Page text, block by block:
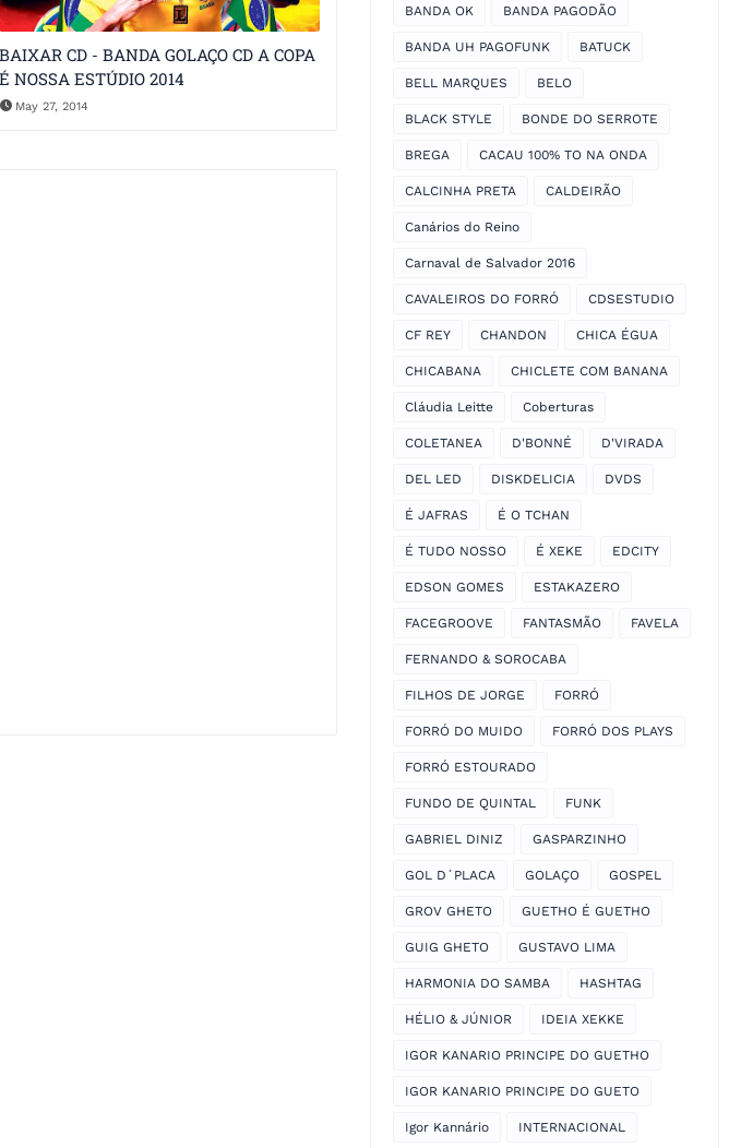
BAIXAR CD - BANDA GOLAÇO CD A COPA
É NOSSA ESTÚDIO 2014
May 27, 2014
BANDA OK BANDA PAGODÃO
BANDA UH PAGOFUNK BATUCK
BELL MARQUES BELO
BLACK STYLE BONDE DO SERROTE
BREGA CACAU 100% TO NA ONDA
CALCINHA PRETA CALDEIRÃO
Canários do Reino
Carnaval de Salvador 2016
CAVALEIROS DO FORRÓ CDSESTUDIO
CF REY CHANDON CHICA ÉGUA
CHICABANA CHICLETE COM BANANA
Cláudia Leitte Coberturas
COLETANEA D'BONNÉ D'VIRADA
DEL LED DISKDELICIA DVDS
É JAFRAS É O TCHAN
É TUDO NOSSO É XEKE EDCITY
EDSON GOMES ESTAKAZERO
FACEGROOVE FANTASMÃO FAVELA
FERNANDO & SOROCABA
FILHOS DE JORGE FORRÓ
FORRÓ DO MUIDO FORRÓ DOS PLAYS
FORRÓ ESTOURADO
FUNDO DE QUINTAL FUNK
GABRIEL DINIZ GASPARZINHO
GOL D´PLACA GOLAÇO GOSPEL
GROV GHETO GUETHO É GUETHO
GUIG GHETO GUSTAVO LIMA
HARMONIA DO SAMBA HASHTAG
HÉLIO & JÚNIOR IDEIA XEKKE
IGOR KANARIO PRINCIPE DO GUETHO
IGOR KANARIO PRINCIPE DO GUETO
Igor Kannário INTERNACIONAL